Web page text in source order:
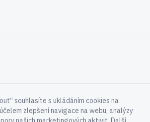
souhlasíte s ukládáním cookies na
zlepšení navigace na webu, analýzy